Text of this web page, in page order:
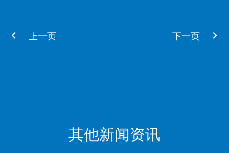
上一页 下一页
其他新闻资讯